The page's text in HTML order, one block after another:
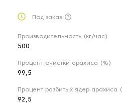
Под заказ
Производительность (кг/час)
500
Процент очистки арахиса (%)
99,5
Процент разбитых ядер арахиса
92,5